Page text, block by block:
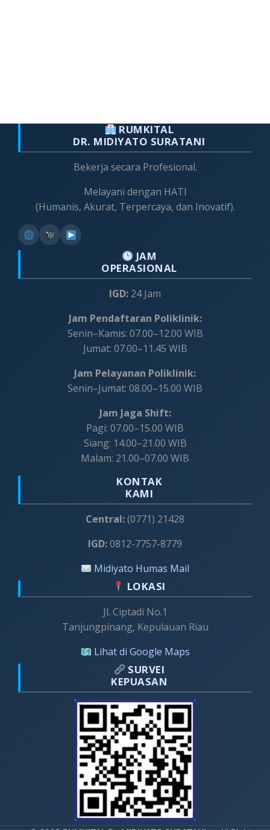
RUMKITAL
DR. MIDIYATO SURATANI
Bekerja secara Profesional.
Melayani dengan HATI
(Humanis, Akurat, Terpercaya, dan Inovatif).
JAM
OPERASIONAL
IGD: 24 Jam
Jam Pendaftaran Poliklinik:
Senin–Kamis: 07.00–12.00 WIB
Jumat: 07.00–11.45 WIB
Jam Pelayanan Poliklinik:
Senin–Jumat: 08.00–15.00 WIB
Jam Jaga Shift:
Pagi: 07.00–15.00 WIB
Siang: 14.00–21.00 WIB
Malam: 21.00–07.00 WIB
KONTAK
KAMI
Central:(0771) 21428
IGD:0812-7757-8779
Midiyato Humas Mail
LOKASI
Jl. Ciptadi No.1
Tanjungpinang, Kepulauan Riau
Lihat di Google Maps
SURVEI
KEPUASAN